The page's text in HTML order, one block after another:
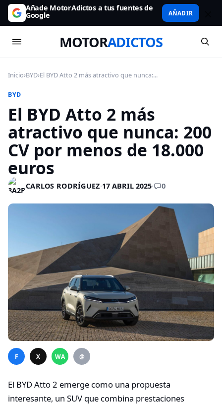
Añade MotorAdictos a tus fuentes de
Google AÑADIR
MOTORADICTOS
Inicio›BYD›El BYD Atto 2 más atractivo que nunca:...
BYD
El BYD Atto 2 más
atractivo que nunca: 200
CV por menos de 18.000
euros
CARLOS RODRÍGUEZ·17 ABRIL 2025· 0
F X WA @
El BYD Atto 2 emerge como una propuesta
interesante, un SUV que combina prestaciones